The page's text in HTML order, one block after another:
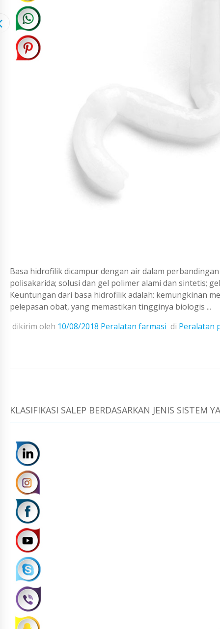
Basa hidrofilik dicampur dengan air dalam
polisakarida; solusi dan gel polimer alami dan sintetis;
Keuntungan dari basa hidrofilik adalah: kemungkinan
pelepasan obat, yang memastikan tingginya biologis ...
dikirim oleh 10/08/2018 Peralatan farmasi di Peralatan
KLASIFIKASI SALEP BERDASARKAN JENIS SISTEM